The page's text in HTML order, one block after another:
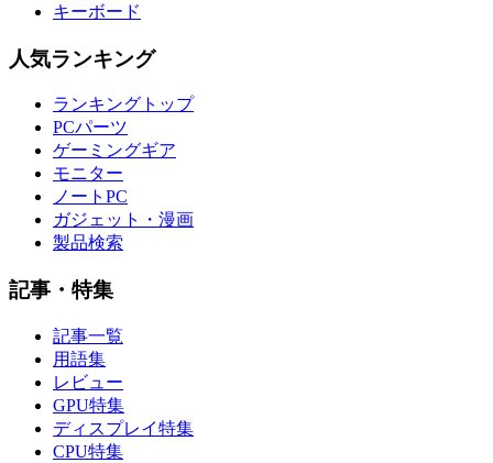
キーボード
人気ランキング
ランキングトップ
PCパーツ
ゲーミングギア
モニター
ノートPC
ガジェット・漫画
製品検索
記事・特集
記事一覧
用語集
レビュー
GPU特集
ディスプレイ特集
CPU特集